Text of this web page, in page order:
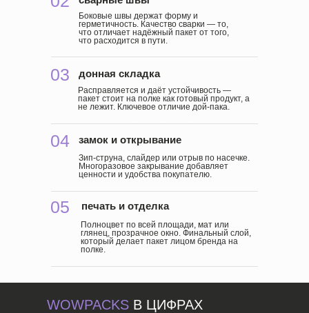
05 печать и отделка
Полноцвет по всей площади, мат или
глянец, прозрачное окно. Финальный слой,
который делает пакет лицом бренда на
полке.
04 замок и открывание
Зип-струна, слайдер или отрыв по насечке.
Многоразовое закрывание добавляет
ценности и удобства покупателю.
03 донная складка
Расправляется и даёт устойчивость —
пакет стоит на полке как готовый продукт, а
не лежит. Ключевое отличие дой-пака.
Боковые швы держат форму и
герметичность. Качество сварки — то,
что отличает надёжный пакет от того,
что расходится в пути.
WOWPACKS В ЦИФРАХ